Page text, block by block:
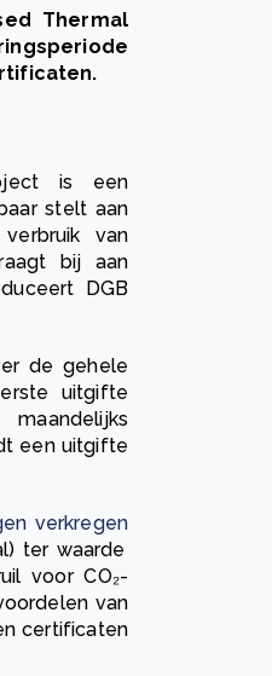
Thermal
is een
stelt aan
van
bij aan
DGB
de gehele
uitgifte
een uitgifte
verkregen
ter waarde
voor CO₂-
van
certificaten